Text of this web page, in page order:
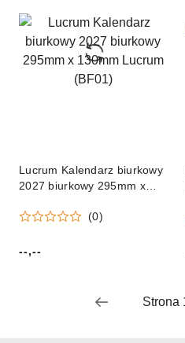
Lucrum Kalendarz biurkowy
2027 biurkowy 295mm x
(0)
Cena:
--,--